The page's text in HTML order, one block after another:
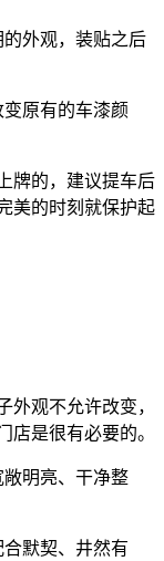
外观，装贴之后
原有的车漆颜
牌的，建议提车后
美的时刻就保护起
外观不允许改变，
店是很有必要的。
明亮、干净整
默契、井然有